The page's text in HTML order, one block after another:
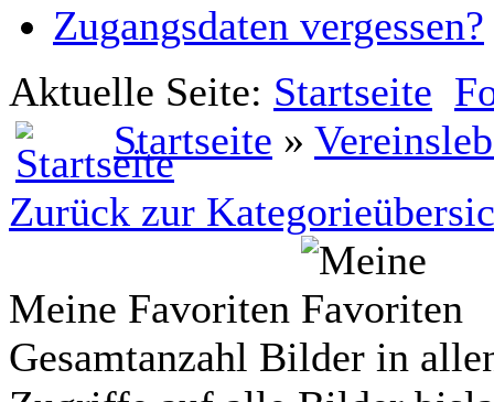
Zugangsdaten vergessen?
Aktuelle Seite: Startseite
Startseite »
Zurück zur
Meine Favoriten
Gesamtanzahl Bilder in